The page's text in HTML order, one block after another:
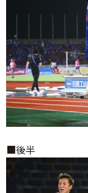
■後半